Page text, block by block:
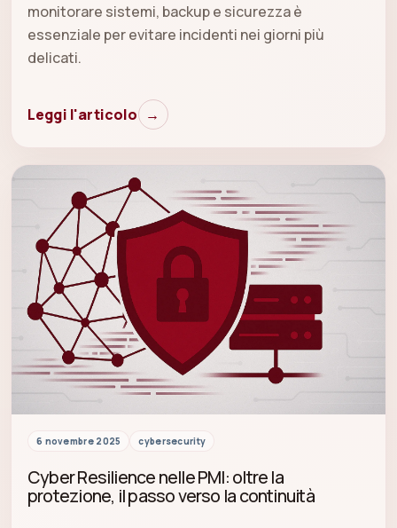
monitorare sistemi, backup e sicurezza è
essenziale per evitare incidenti nei giorni più
delicati.
Leggi l'articolo →
6 novembre 2025 cybersecurity
Cyber Resilience nelle PMI: oltre la
protezione, il passo verso la continuità